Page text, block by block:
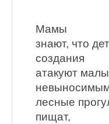
Мамы
знают, что
создания
атакуют
лесные
пищат,